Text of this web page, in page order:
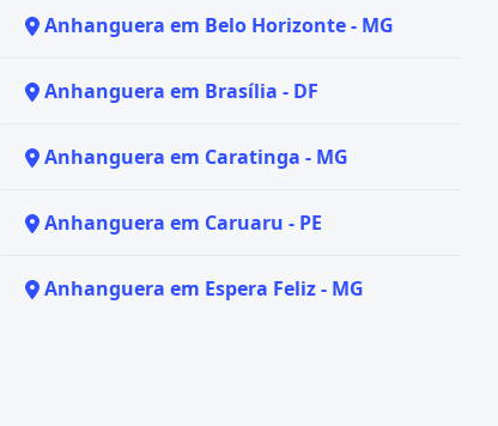
Anhanguera em Belo Horizonte - MG
Anhanguera em Brasília - DF
Anhanguera em Caratinga - MG
Anhanguera em Caruaru - PE
Anhanguera em Espera Feliz - MG